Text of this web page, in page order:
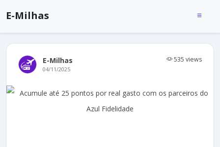
E-Milhas
E-Milhas 535 views
04/11/2025